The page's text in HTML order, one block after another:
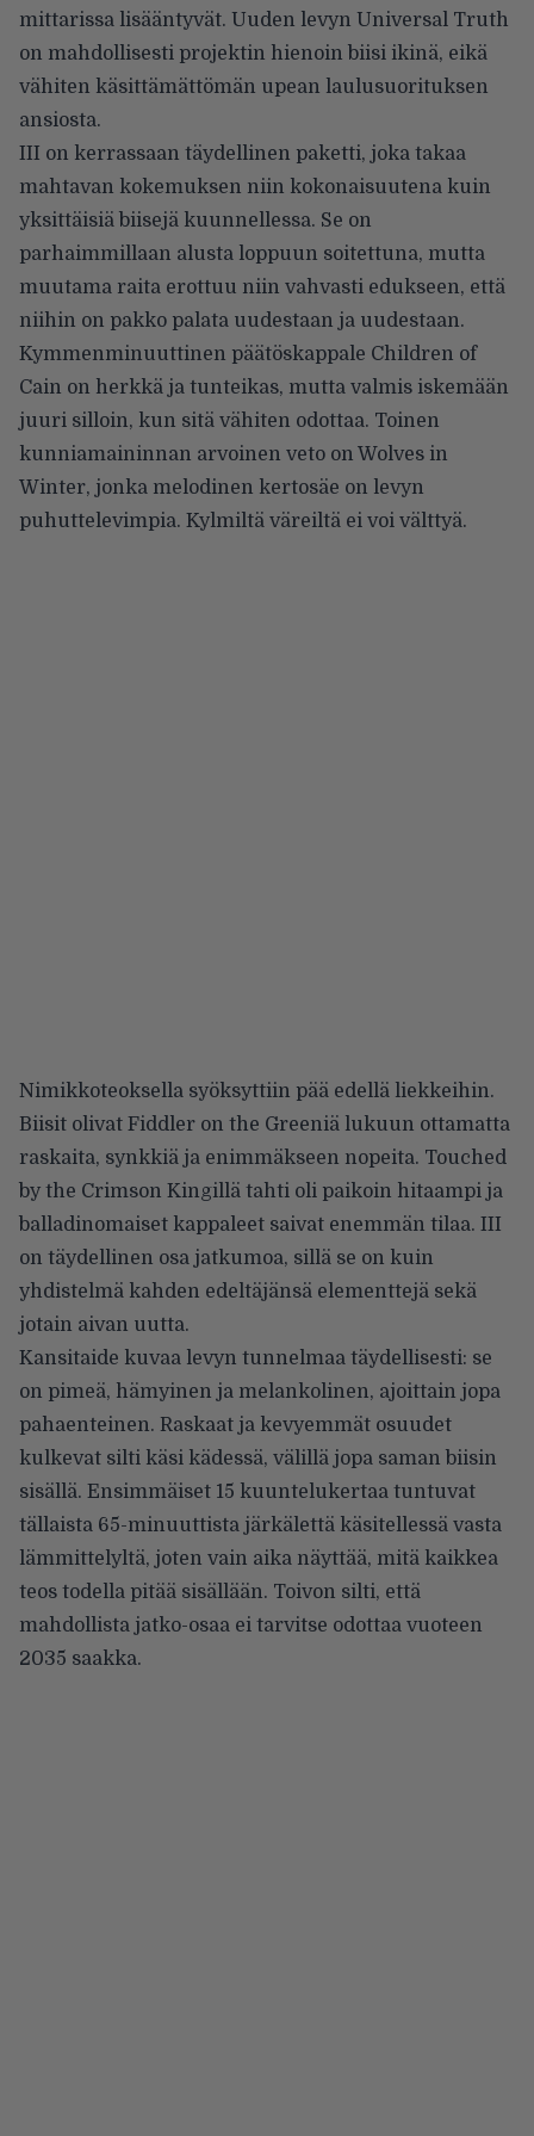
mittarissa lisääntyvät. Uuden levyn Universal Truth
on mahdollisesti projektin hienoin biisi ikinä, eikä
vähiten käsittämättömän upean laulusuorituksen
ansiosta.
III on kerrassaan täydellinen paketti, joka takaa
mahtavan kokemuksen niin kokonaisuutena kuin
yksittäisiä biisejä kuunnellessa. Se on
parhaimmillaan alusta loppuun soitettuna, mutta
muutama raita erottuu niin vahvasti edukseen, että
niihin on pakko palata uudestaan ja uudestaan.
Kymmenminuuttinen päätöskappale Children of
Cain on herkkä ja tunteikas, mutta valmis iskemään
juuri silloin, kun sitä vähiten odottaa. Toinen
kunniamaininnan arvoinen veto on Wolves in
Winter, jonka melodinen kertosäe on levyn
puhuttelevimpia. Kylmiltä väreiltä ei voi välttyä.
Nimikkoteoksella syöksyttiin pää edellä liekkeihin.
Biisit olivat Fiddler on the Greeniä lukuun ottamatta
raskaita, synkkiä ja enimmäkseen nopeita. Touched
by the Crimson Kingillä tahti oli paikoin hitaampi ja
balladinomaiset kappaleet saivat enemmän tilaa. III
on täydellinen osa jatkumoa, sillä se on kuin
yhdistelmä kahden edeltäjänsä elementtejä sekä
jotain aivan uutta.
Kansitaide kuvaa levyn tunnelmaa täydellisesti: se
on pimeä, hämyinen ja melankolinen, ajoittain jopa
pahaenteinen. Raskaat ja kevyemmät osuudet
kulkevat silti käsi kädessä, välillä jopa saman biisin
sisällä. Ensimmäiset 15 kuuntelukertaa tuntuvat
tällaista 65-minuuttista järkälettä käsitellessä vasta
lämmittelyltä, joten vain aika näyttää, mitä kaikkea
teos todella pitää sisällään. Toivon silti, että
mahdollista jatko-osaa ei tarvitse odottaa vuoteen
2035 saakka.